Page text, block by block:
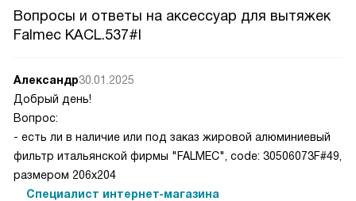
Вопросы и ответы на аксессуар для вытяжек
Falmec KACL.537#I
Александр30.01.2025
Добрый день!
Вопрос:
- есть ли в наличие или под заказ жировой алюминиевый
фильтр итальянской фирмы "FALMEC", code: 30506073F#49,
размером 206х204
Специалист интернет-магазина